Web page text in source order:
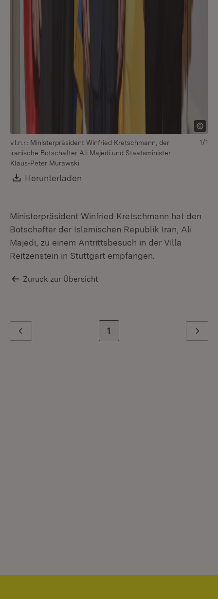
v.l.n.r.: Ministerpräsident Winfried Kretschmann, der
iranische Botschafter Ali Majedi und Staatsminister
Klaus-Peter Murawski
Download:
Herunterladen
1/1
Ministerpräsident Winfried Kretschmann hat den
Botschafter der Islamischen Republik Iran, Ali
Majedi, zu einem Antrittsbesuch in der Villa
Reitzenstein in Stuttgart empfangen.
Zurück zur Übersicht
Zur letzten Seite
1 Weiter